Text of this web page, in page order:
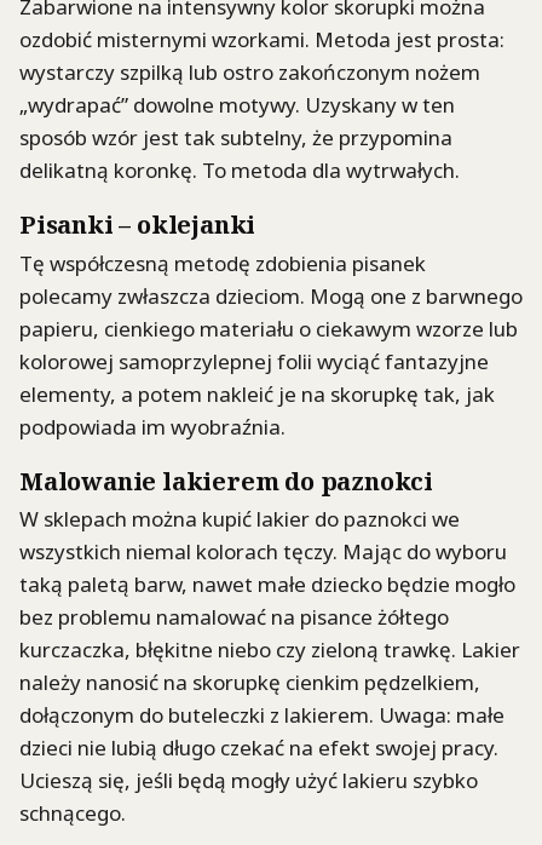
Zabarwione na intensywny kolor skorupki można
ozdobić misternymi wzorkami. Metoda jest prosta:
wystarczy szpilką lub ostro zakończonym nożem
„wydrapać” dowolne motywy. Uzyskany w ten
sposób wzór jest tak subtelny, że przypomina
delikatną koronkę. To metoda dla wytrwałych.
Pisanki – oklejanki
Tę współczesną metodę zdobienia pisanek
polecamy zwłaszcza dzieciom. Mogą one z barwnego
papieru, cienkiego materiału o ciekawym wzorze lub
kolorowej samoprzylepnej folii wyciąć fantazyjne
elementy, a potem nakleić je na skorupkę tak, jak
podpowiada im wyobraźnia.
Malowanie lakierem do paznokci
W sklepach można kupić lakier do paznokci we
wszystkich niemal kolorach tęczy. Mając do wyboru
taką paletą barw, nawet małe dziecko będzie mogło
bez problemu namalować na pisance żółtego
kurczaczka, błękitne niebo czy zieloną trawkę. Lakier
należy nanosić na skorupkę cienkim pędzelkiem,
dołączonym do buteleczki z lakierem. Uwaga: małe
dzieci nie lubią długo czekać na efekt swojej pracy.
Ucieszą się, jeśli będą mogły użyć lakieru szybko
schnącego.